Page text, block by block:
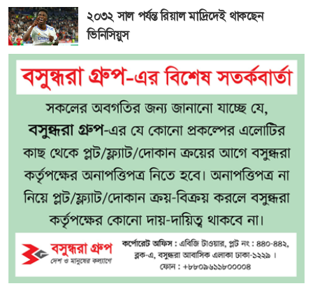
২০৩২ সাল পর্যন্ত রিয়াল মাদ্রিদেই থাকছেন
ভিনিসিয়ুস